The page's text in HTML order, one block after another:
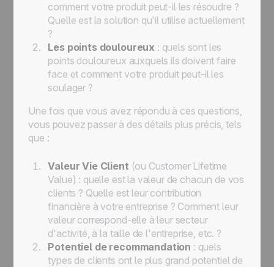
comment votre produit peut-il les résoudre ?
Quelle est la solution qu'il utilise actuellement
?
Les points douloureux : quels sont les
points douloureux auxquels ils doivent faire
face et comment votre produit peut-il les
soulager ?
Une fois que vous avez répondu à ces questions,
vous pouvez passer à des détails plus précis, tels
que :
Valeur Vie Client (ou Customer Lifetime
Value) : quelle est la valeur de chacun de vos
clients ? Quelle est leur contribution
financière à votre entreprise ? Comment leur
valeur correspond-elle à leur secteur
d'activité, à la taille de l'entreprise, etc. ?
Potentiel de recommandation : quels
types de clients ont le plus grand potentiel de